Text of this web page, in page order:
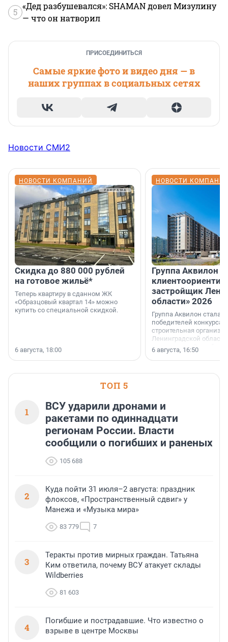
5
«Дед разбушевался»: SHAMAN довел Мизулину
— что он натворил
ПРИСОЕДИНИТЬСЯ
Самые яркие фото и видео дня — в
наших группах в социальных сетях
Новости СМИ2
НОВОСТИ КОМПАНИЙ
Скидка до 880 000 рублей
на готовое жильё*
Теперь квартиру в сданном ЖК
«Образцовый квартал 14» можно
купить со специальной скидкой.
6 августа, 18:00
НОВОСТИ
Группа Аквилон
застройщик
области» 2026
Группа Аквилон стала
победителей конкурса
строительная
Ленинградской области
номинации «Самый
застройщик
области».
6 августа, 16:50
ТОП 5
1
ВСУ ударили дронами и
ракетами по одиннадцати
регионам России. Власти
сообщили о погибших и раненых
105 688
2
Куда пойти 31 июля–2 августа: праздник
флоксов, «Пространственный сдвиг» у
Манежа и «Музыка мира»
83 779 7
3
Теракты против мирных граждан. Татьяна
Ким ответила, почему ВСУ атакует склады
Wildberries
81 603
4
Погибшие и пострадавшие. Что известно о
взрыве в центре Москвы